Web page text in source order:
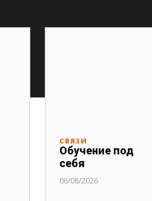
СВЯЗИ
Обучение под
себя
06/08/2026